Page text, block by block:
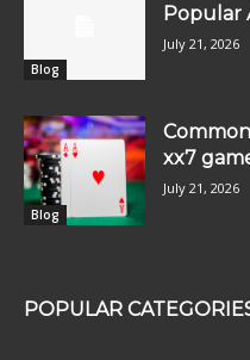
Blog
Popular
July 21, 2026
Blog
xx7
July 21, 2026
POPULAR